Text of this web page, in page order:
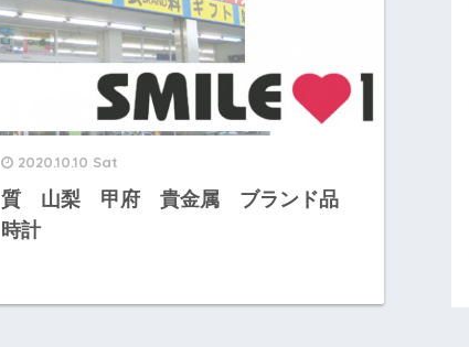
2020.10.10 Sat
質 山梨 甲府 貴金属 ブランド品
時計